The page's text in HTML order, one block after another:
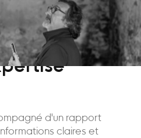
d'un rapport
claires et